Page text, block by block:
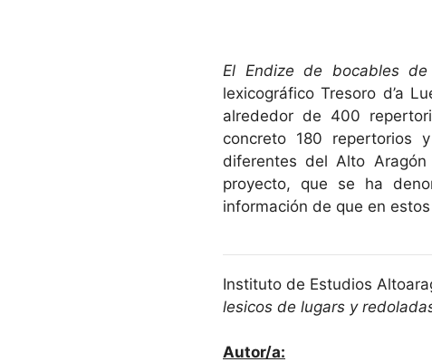
El Endize de bocables de
lexicográfico Tresoro d’a
alrededor de 400
concreto 180 repertorios
diferentes del Alto
proyecto, que se ha
información de que en
Instituto de Estudios
lesicos de lugars y
Autor/a: